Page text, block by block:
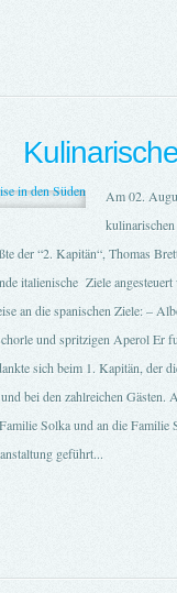
Am 02.
kulinarischen
der “2. Kapitän“, Thomas
italienische Ziele
an die spanischen Ziele: –
und spritzigen Aperol Er
sich beim 1. Kapitän, der
bei den zahlreichen
Solka und an die Familie
geführt...